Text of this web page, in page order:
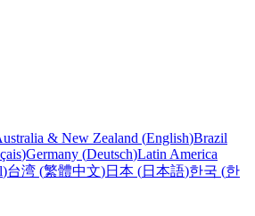
& New Zealand (English)Brazil
)Germany (Deutsch)Latin America
)台湾 (繁體中文)日本 (日本語)한국 (한